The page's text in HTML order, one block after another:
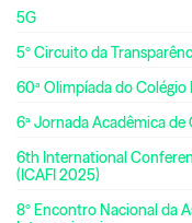
5G
5º Circuito da
60ª Olimpíada do Colégio
6ª Jornada Acadêmica
6th International
(ICAFI 2025)
8º Encontro Nacional da